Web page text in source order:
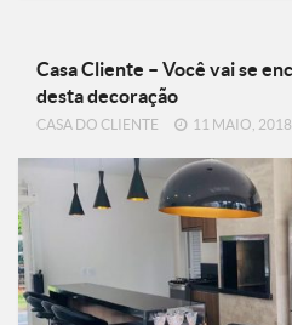
Casa Cliente – Você vai se
desta decoração
CASA DO CLIENTE 11 MAIO, 2018